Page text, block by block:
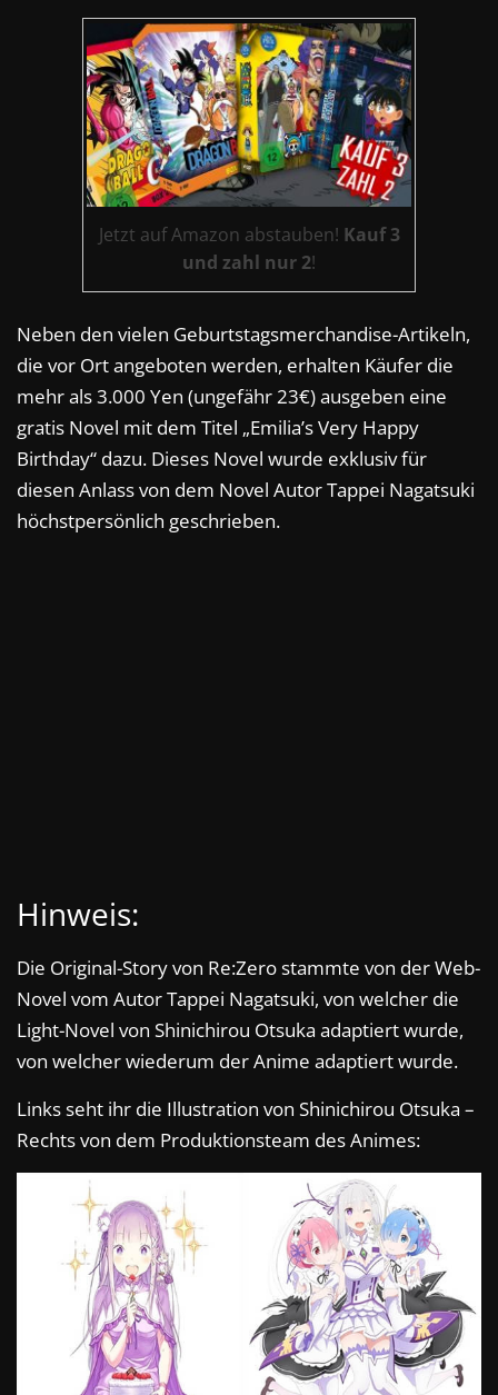
Jetzt auf Amazon abstauben! Kauf 3
und zahl nur 2!
Neben den vielen Geburtstagsmerchandise-Artikeln,
die vor Ort angeboten werden, erhalten Käufer die
mehr als 3.000 Yen (ungefähr 23€) ausgeben eine
gratis Novel mit dem Titel „Emilia’s Very Happy
Birthday“ dazu. Dieses Novel wurde exklusiv für
diesen Anlass von dem Novel Autor Tappei Nagatsuki
höchstpersönlich geschrieben.
Hinweis:
Die Original-Story von Re:Zero stammte von der Web-
Novel vom Autor Tappei Nagatsuki, von welcher die
Light-Novel von Shinichirou Otsuka adaptiert wurde,
von welcher wiederum der Anime adaptiert wurde.
Links seht ihr die Illustration von Shinichirou Otsuka –
Rechts von dem Produktionsteam des Animes: